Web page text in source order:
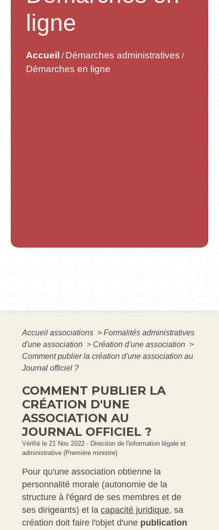
ligne
Accueil / Démarches administratives /
Démarches en ligne
Accueil associations > Formalités administratives
d'une association > Création d'une association >
Comment publier la création d'une association au
Journal officiel ?
COMMENT PUBLIER LA
CRÉATION D'UNE
ASSOCIATION AU
JOURNAL OFFICIEL ?
Vérifié le 21 Nov 2022 - Direction de l'information légale et
administrative (Première ministre)
Pour qu'une association obtienne la
personnalité morale (autonomie de la
structure à l'égard de ses membres et de
ses dirigeants) et la capacité juridique, sa
création doit faire l'objet d'une publication